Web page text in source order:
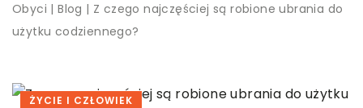
Obyci |Blog | Z czego najczęściej są robione ubrania do
użytku codziennego?
ŻYCIE I CZŁOWIEK